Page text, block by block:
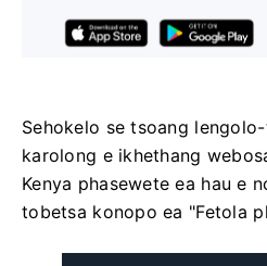
Sehokelo se tsoang
karolong e ikhethang
Kenya phasewete ea hau e
tobetsa konopo ea "Fetola